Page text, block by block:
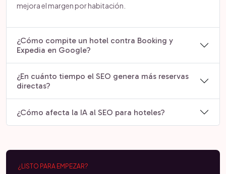
mejora el margen por habitación.
¿Cómo compite un hotel contra Booking y
Expedia en Google?
¿En cuánto tiempo el SEO genera más reservas
directas?
¿Cómo afecta la IA al SEO para hoteles?
¿LISTO PARA EMPEZAR?